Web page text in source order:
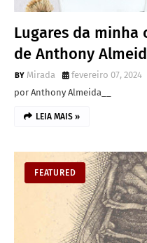
Lugares da minha
de Anthony
Mirada
fevereiro 07, 2024
por Anthony Almeida__
LEIA MAIS »
FEATURED